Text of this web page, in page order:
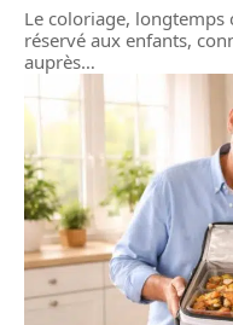
Le coloriage, longtemps
réservé aux enfants,
auprès…